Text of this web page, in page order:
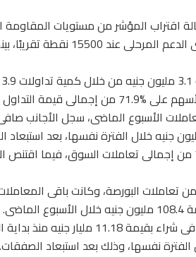
اقتراب المؤشر من مستويات المقاومة
بالاحتفاظ بالأسهم، حيث يقف
خلال الأسبوع المنتهى؛ واستحوذت الأسهم
وسجلت تعاملات الأجانب بالبورصة صافى